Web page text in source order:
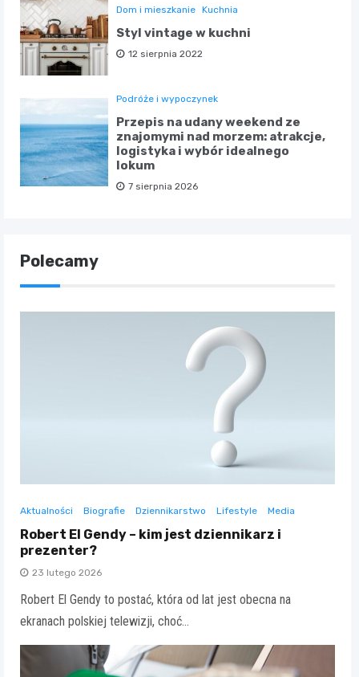
Dom i mieszkanie Kuchnia
Styl vintage w kuchni
12 sierpnia 2022
Podróże i wypoczynek
Przepis na udany weekend ze
znajomymi nad morzem: atrakcje,
logistyka i wybór idealnego
lokum
7 sierpnia 2026
Polecamy
Aktualności Biografie Dziennikarstwo Lifestyle Media
Robert El Gendy – kim jest dziennikarz i
prezenter?
23 lutego 2026
Robert El Gendy to postać, która od lat jest obecna na
ekranach polskiej telewizji, choć…